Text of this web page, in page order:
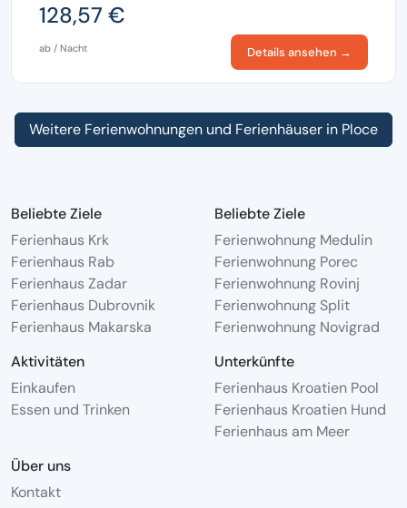
128,57 €
ab / Nacht Details ansehen →
Weitere Ferienwohnungen und Ferienhäuser in Ploce
Beliebte Ziele
Ferienhaus Krk
Ferienhaus Rab
Ferienhaus Zadar
Ferienhaus Dubrovnik
Ferienhaus Makarska
Beliebte Ziele
Ferienwohnung Medulin
Ferienwohnung Porec
Ferienwohnung Rovinj
Ferienwohnung Split
Ferienwohnung Novigrad
Aktivitäten
Einkaufen
Essen und Trinken
Unterkünfte
Ferienhaus Kroatien Pool
Ferienhaus Kroatien Hund
Ferienhaus am Meer
Über uns
Kontakt